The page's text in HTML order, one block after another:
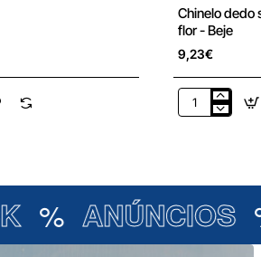
Chinelo dedo
flor - Beje
9,23€
Chinelo
flor
-
Beje
ANÚNCIOS %